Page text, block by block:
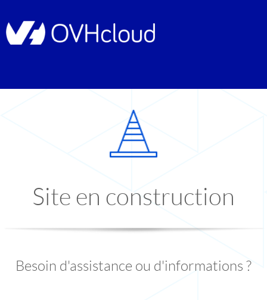
Site en construction
Besoin d'assistance ou d'informations ?